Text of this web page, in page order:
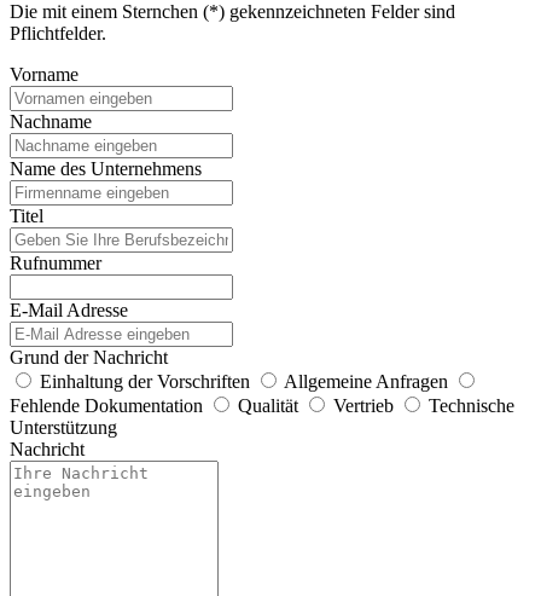
Die mit einem Sternchen (*) gekennzeichneten Felder sind
Pflichtfelder.
Vorname
Nachname
Name des Unternehmens
Titel
Rufnummer
E-Mail Adresse
Grund der Nachricht
Einhaltung der Vorschriften
Allgemeine Anfragen
Fehlende Dokumentation
Qualität Vertrieb
Technische
Unterstützung
Nachricht